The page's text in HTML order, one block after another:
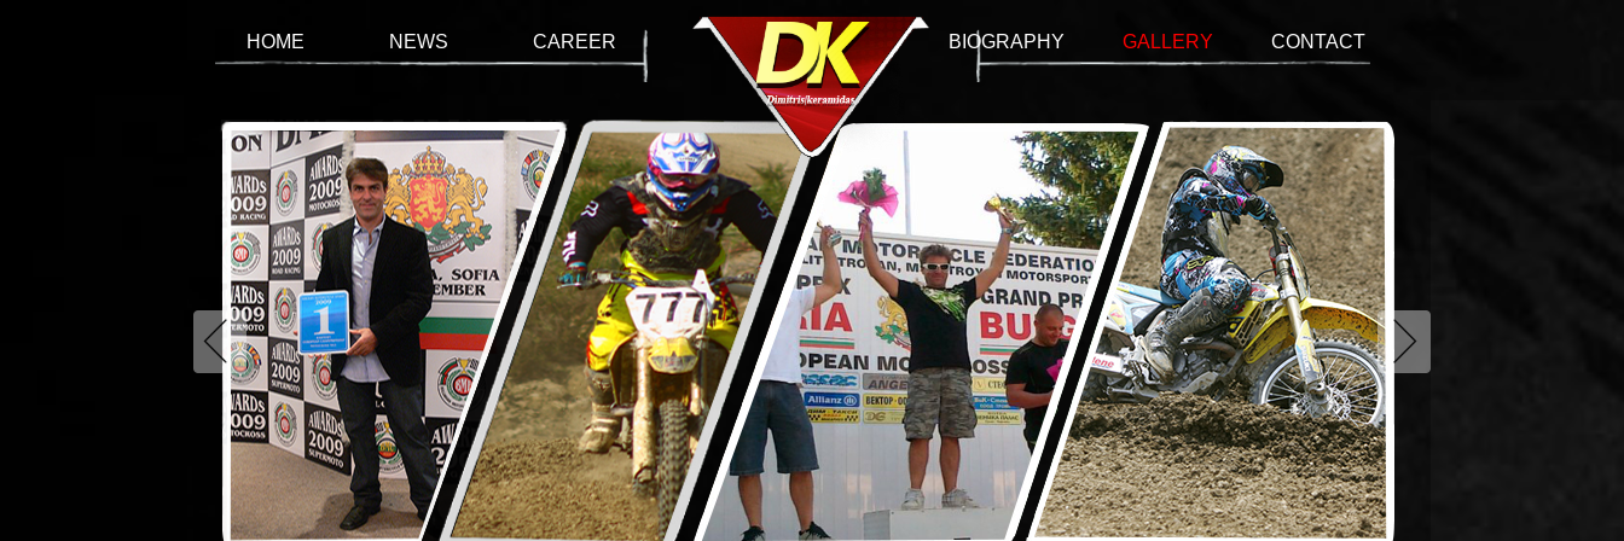
HOME NEWS CAREER CONTACT
GALLERY
BIOGRAPHY